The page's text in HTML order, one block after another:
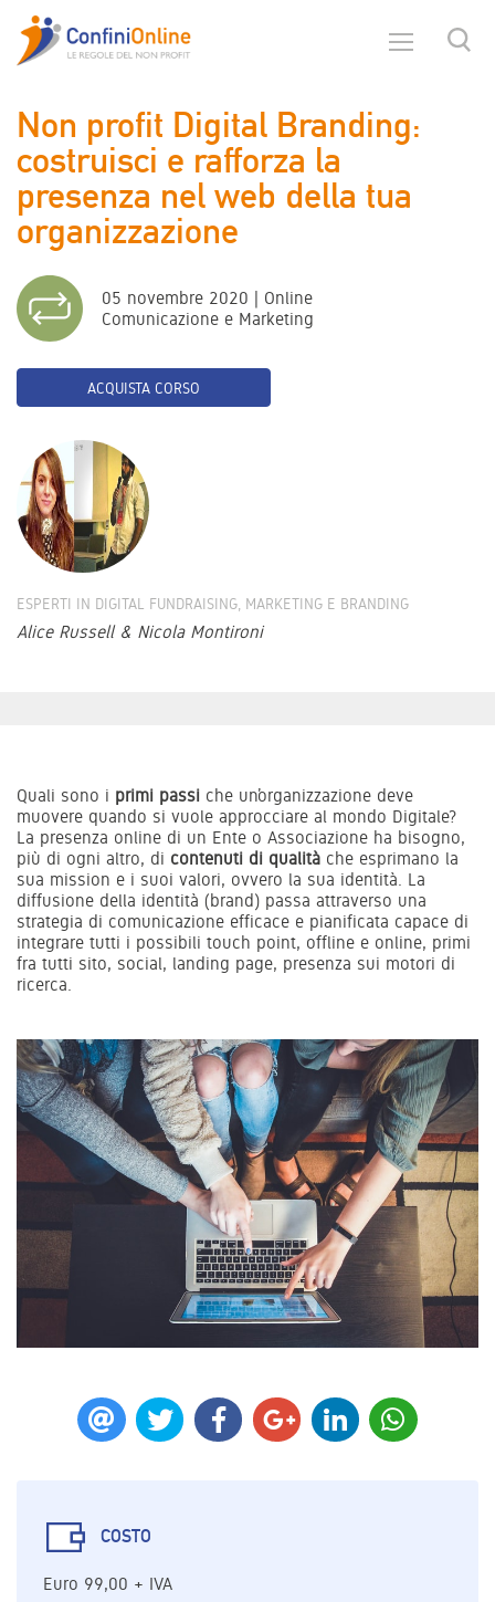
Non profit Digital Branding:
costruisci e rafforza la
presenza nel web della tua
organizzazione
05 novembre 2020 | Online
Comunicazione e Marketing
ACQUISTA CORSO
ESPERTI IN DIGITAL FUNDRAISING, MARKETING E BRANDING
Alice Russell & Nicola Montironi
Quali sono i primi passi che un’organizzazione deve
muovere quando si vuole approcciare al mondo Digitale?
La presenza online di un Ente o Associazione ha bisogno,
più di ogni altro, di contenuti di qualità che esprimano la
sua mission e i suoi valori, ovvero la sua identità. La
diffusione della identità (brand) passa attraverso una
strategia di comunicazione efficace e pianificata capace di
integrare tutti i possibili touch point, offline e online, primi
fra tutti sito, social, landing page, presenza sui motori di
ricerca.
COSTO
Euro 99,00 + IVA